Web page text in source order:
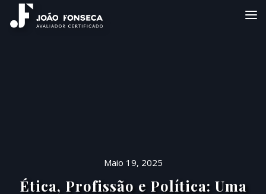
Maio 19, 2025
Ética, Profissão e Política: Uma